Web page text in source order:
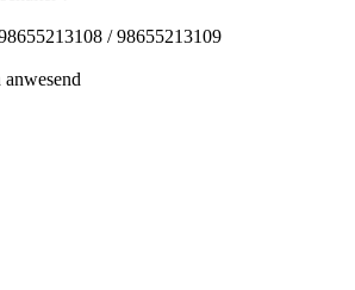
/ 98655213109
anwesend